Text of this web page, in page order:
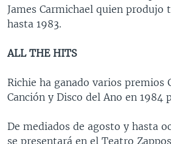
James Carmichael quien produjo
hasta 1983.
ALL THE HITS
Richie ha ganado varios premios
Canción y Disco del Ano en 1984
De mediados de agosto y hasta
se presentará en el Teatro